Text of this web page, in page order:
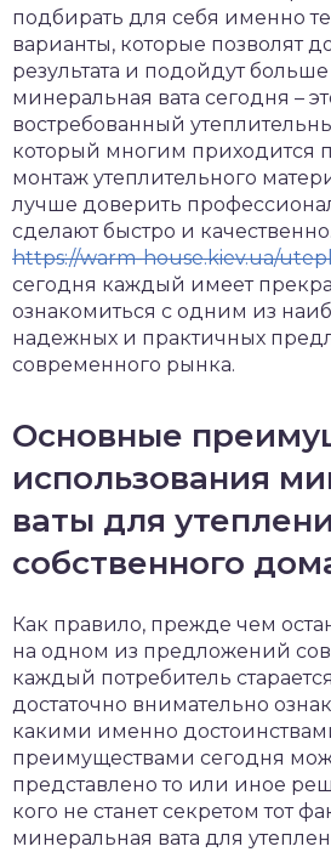
подбирать для себя именно
варианты, которые позволят
результата и подойдут
минеральная вата сегодня –
востребованный
который многим приходится
монтаж утеплительного
лучше доверить
сделают быстро и
https://warm-house.kiev.ua/
сегодня каждый имеет
ознакомиться с одним из
надежных и практичных
современного рынка.
Основные
использования
ваты для
собственного
Как правило, прежде чем
на одном из предложений
каждый потребитель
достаточно внимательно
какими именно
преимуществами сегодня
представлено то или иное
кого не станет секретом тот
минеральная вата для